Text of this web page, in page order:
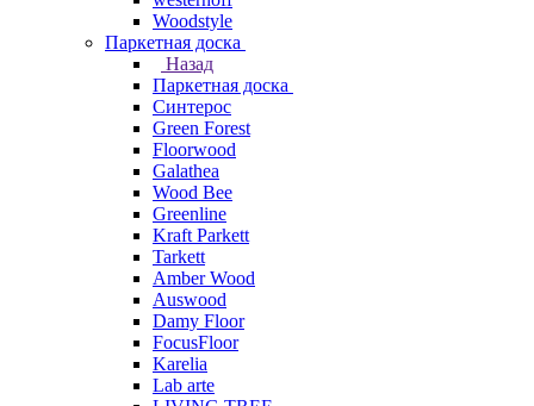
Woodstyle
Паркетная доска
Назад
Паркетная доска
Синтерос
Green Forest
Floorwood
Galathea
Wood Bee
Greenline
Kraft Parkett
Tarkett
Amber Wood
Auswood
Damy Floor
FocusFloor
Karelia
Lab arte